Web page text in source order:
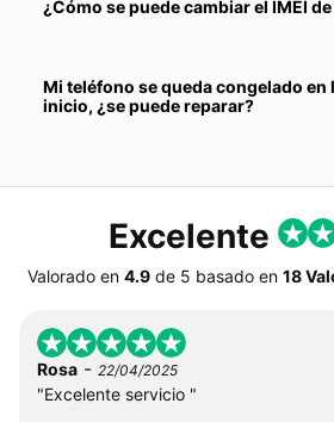
¿Cómo se puede cambiar el IMEI
Mi teléfono se queda congelado en
inicio, ¿se puede reparar?
Excelente
Valorado en 4.9de 5 basado en 18
Rosa - 22/04/2025
"Excelente servicio "